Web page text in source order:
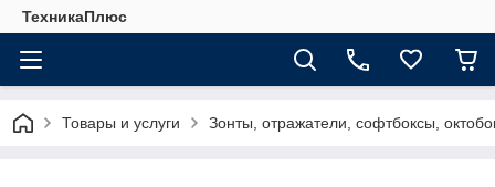
ТехникаПлюс
Товары и услуги Зонты, отражатели, софтбоксы,